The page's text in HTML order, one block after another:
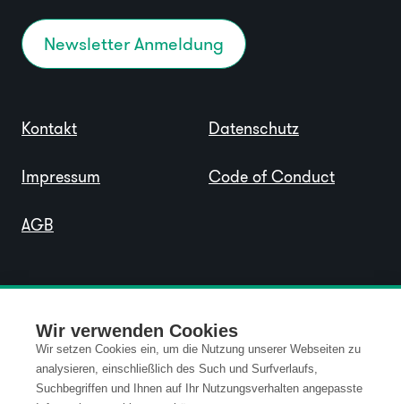
Wir verwenden Cookies
Wir setzen Cookies ein, um die Nutzung unserer Webseiten zu
analysieren, einschließlich des Such und Surfverlaufs,
Suchbegriffen und Ihnen auf Ihr Nutzungsverhalten angepasste
Newsletter Anmeldung
Kontakt
Impressum
AGB
Datenschutz
Code of Conduct